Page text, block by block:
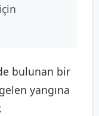
bulunan bir
yangına